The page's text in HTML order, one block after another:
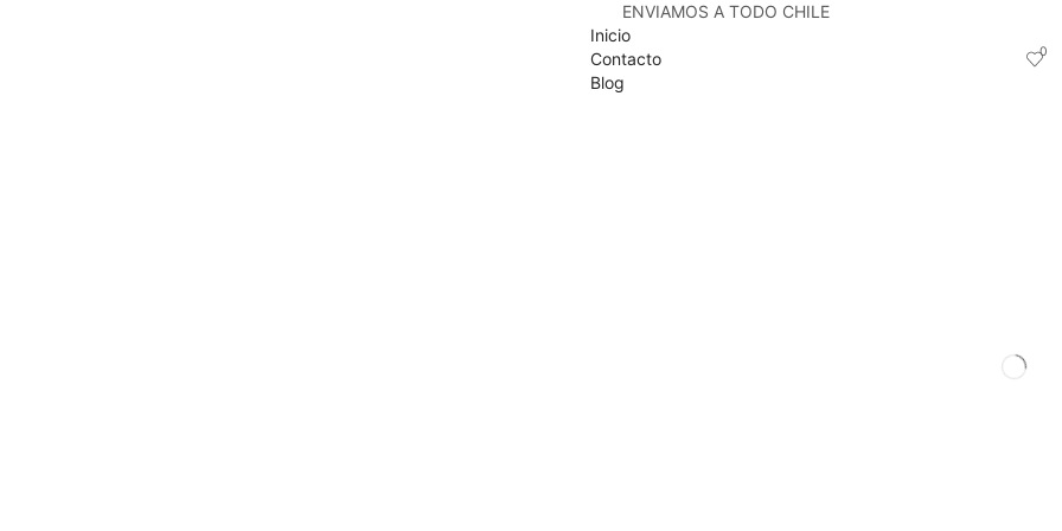
ENVIAMOS A TODO CHILE
Inicio
Contacto
Blog
0